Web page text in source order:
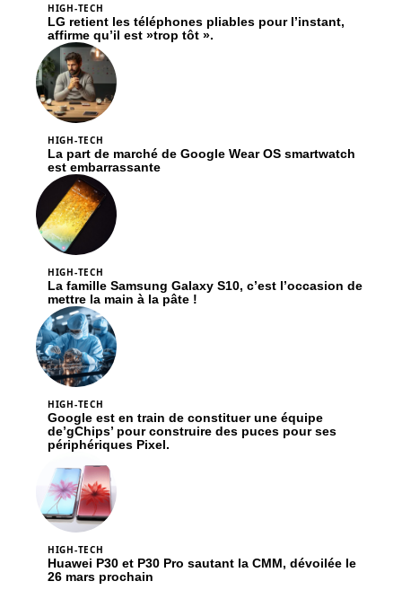
HIGH-TECH
LG retient les téléphones pliables pour l’instant,
affirme qu’il est »trop tôt ».
HIGH-TECH
La part de marché de Google Wear OS smartwatch
est embarrassante
HIGH-TECH
La famille Samsung Galaxy S10, c’est l’occasion de
mettre la main à la pâte !
HIGH-TECH
Google est en train de constituer une équipe
de’gChips’ pour construire des puces pour ses
périphériques Pixel.
HIGH-TECH
Huawei P30 et P30 Pro sautant la CMM, dévoilée le
26 mars prochain